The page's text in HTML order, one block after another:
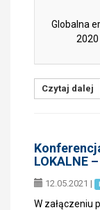
Globalna
2020
Czytaj dalej
LOKALNE
12.05.2021 |
W załączeniu